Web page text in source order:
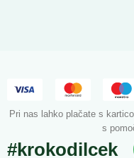
Pri nas lahko plačate s
s
#krokodilcek